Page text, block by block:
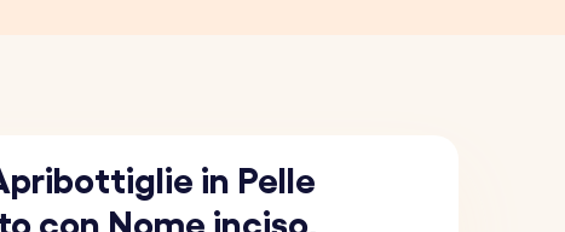
in Pelle
con Nome inciso,